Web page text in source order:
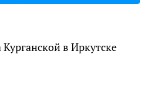
в Иркутске